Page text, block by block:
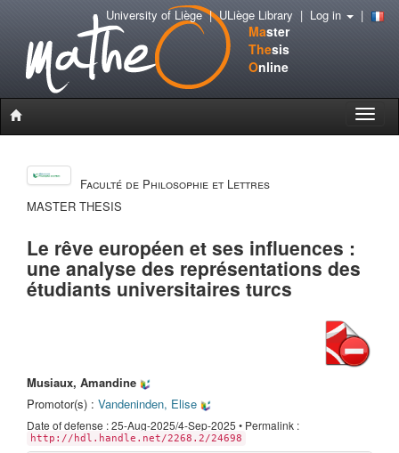
Master
Thesis
Online
Toggle
University of Liège|ULiège Library | Log in |
Faculté de Philosophie et Lettres
MASTER THESIS
Le rêve européen et ses influences :
une analyse des représentations des
étudiants universitaires turcs
Musiaux, Amandine
Promotor(s) : Vandeninden, Elise
Date of defense : 25-Aug-2025/4-Sep-2025 • Permalink :
http://hdl.handle.net/2268.2/24698